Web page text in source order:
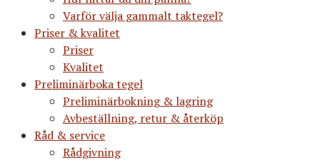
Varför välja gammalt taktegel?
Priser & kvalitet
Priser
Kvalitet
Preliminärboka tegel
Preliminärbokning & lagring
Avbeställning, retur & återköp
Råd & service
Rådgivning